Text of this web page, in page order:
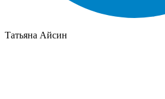
Татьяна Айсин